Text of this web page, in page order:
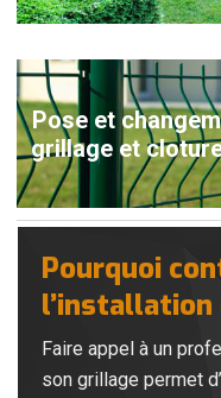
Pose et
grillage et
Pourquoi
l’installation
Faire appel à un
son grillage permet